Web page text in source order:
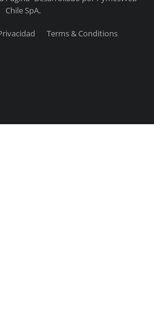
Chile SpA.
Terms & Conditions